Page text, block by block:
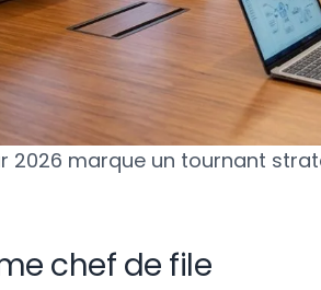
2026 marque un tournant
chef de file